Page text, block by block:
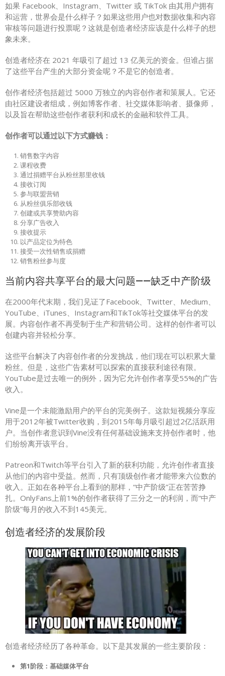
如果 Facebook、Instagram、Twitter 或 TikTok 由其用户拥有
和运营，世界会是什么样子？如果这些用户也对数据收集和内容
审核等问题进行投票呢？这就是创造者经济应该是什么样子的想
象未来。
创造者经济在 2021 年吸引了超过 13 亿美元的资金。但谁占据
了这些平台产生的大部分资金呢？不是它的创造者。
创作者经济包括超过 5000 万独立的内容创作者和策展人。它还
由社区建设者组成，例如博客作者、社交媒体影响者、摄像师，
以及旨在帮助这些创作者获利和成长的金融和软件工具。
创作者可以通过以下方式赚钱：
销售数字内容
课程收费
通过捐赠平台从粉丝那里收钱
接收订阅
参与联盟营销
从粉丝俱乐部收钱
创建或共享赞助内容
分享广告收入
接收提示
以产品定位为特色
接受一次性销售或捐赠
销售粉丝参与度
当前内容共享平台的最大问题——缺乏中产阶级
在2000年代末期，我们见证了Facebook、Twitter、Medium、
YouTube、iTunes、Instagram和TikTok等社交媒体平台的发
展。内容创作者不再受制于生产和营销公司。这样的创作者可以
创建内容并轻松分享。
这些平台解决了内容创作者的分发挑战，他们现在可以积累大量
粉丝。但是，这些广告素材可以探索的直接获利途径有限。
YouTube是过去唯一的例外，因为它允许创作者享受55%的广告
收入。
Vine是一个未能激励用户的平台的完美例子。这款短视频分享应
用于2012年被Twitter收购，到2015年每月吸引超过2亿活跃用
户。当创作者意识到Vine没有任何基础设施来支持创作者时，他
们纷纷离开该平台。
Patreon和Twitch等平台引入了新的获利功能，允许创作者直接
从他们的内容中受益。然而，只有顶级创作者才能带来六位数的
收入。正如在各种平台上看到的那样，“中产阶级”正在苦苦挣
扎。OnlyFans上前1%的创作者获得了三分之一的利润，而“中产
阶级”每月的收入不到145美元。
创造者经济的发展阶段
创造者经济经历了各种革命。以下是其发展的一些主要阶段：
第1阶段：基础媒体平台